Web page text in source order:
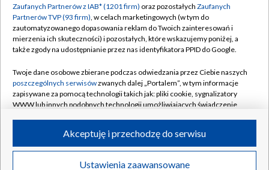
Emisja w TVP
Centrum informacji TVP
Naziemna Telewizja Cyfrowa
Rada Programowa
System NOS
Informacje o nadawcy
Program dla prasy
Polityka prywatności
Moje zgody
Pomoc
Kontakt
Kanały
©2026 Telewizja Polska S.A. w likwidacji
Zaufanych Partnerów z IAB* (1201 firm) oraz pozostałych Zaufanych
Partnerów TVP (93 firm), w celach marketingowych (w tym do
zautomatyzowanego dopasowania reklam do Twoich zainteresowań i
mierzenia ich skuteczności) i pozostałych, które wskazujemy poniżej, a
także zgody na udostępnianie przez nas identyfikatora PPID do Google.
Twoje dane osobowe zbierane podczas odwiedzania przez Ciebie naszych
poszczególnych serwisówzwanych dalej „Portalem”, w tym informacje
zapisywane za pomocą technologii takich jak: pliki cookie, sygnalizatory
WWW lub innych podobnych technologii umożliwiających świadczenie
ruchu w Internecie.
Twoje dane osobowe zbierane podczas odwiedzania przez Ciebie
Ustawienia zaawansowane
Akceptuję i przechodzę do serwisu